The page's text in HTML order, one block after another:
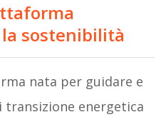
sostenibilità
nata per guidare e
energetica